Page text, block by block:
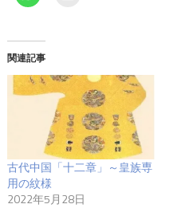
関連記事
古代中国「十二章」～皇族専
用の紋様
2022年5月28日